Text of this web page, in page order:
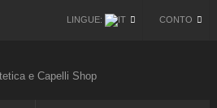
CONTO
LINGUE: